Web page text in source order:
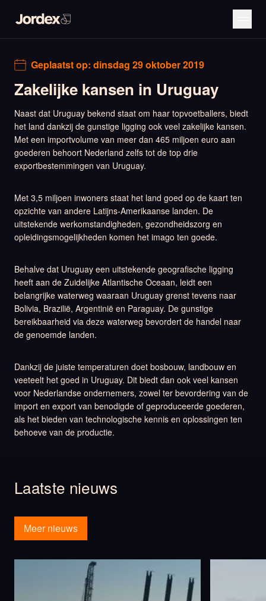
Geplaatst op: dinsdag 29 oktober 2019
Zakelijke kansen in Uruguay
Naast dat Uruguay bekend staat om haar topvoetballers, biedt
het land dankzij de gunstige ligging ook veel zakelijke kansen.
Met een importvolume van meer dan 465 miljoen euro aan
goederen behoort Nederland zelfs tot de top drie
exportbestemmingen van Uruguay.
Met 3,5 miljoen inwoners staat het land goed op de kaart ten
opzichte van andere Latijns-Amerikaanse landen. De
uitstekende werkomstandigheden, gezondheidszorg en
opleidingsmogelijkheden komen het imago ten goede.
Behalve dat Uruguay een uitstekende geografische ligging
heeft aan de Zuidelijke Atlantische Oceaan, leidt een
belangrijke waterweg waaraan Uruguay grenst tevens naar
Bolivia, Brazilië, Argentinië en Paraguay. De gunstige
bereikbaarheid via deze waterweg bevordert de handel naar
de genoemde landen.
Dankzij de juiste temperaturen doet bosbouw, landbouw en
veeteelt het goed in Uruguay. Dit biedt dan ook veel kansen
voor Nederlandse ondernemers, zowel ter bevordering van de
import en export van benodigde of geproduceerde goederen,
als het bieden van technologische kennis en oplossingen ten
behoeve van de productie.
Laatste nieuws
Meer nieuws